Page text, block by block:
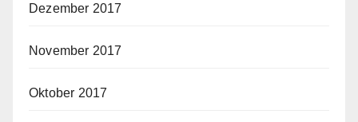
Dezember 2017
November 2017
Oktober 2017